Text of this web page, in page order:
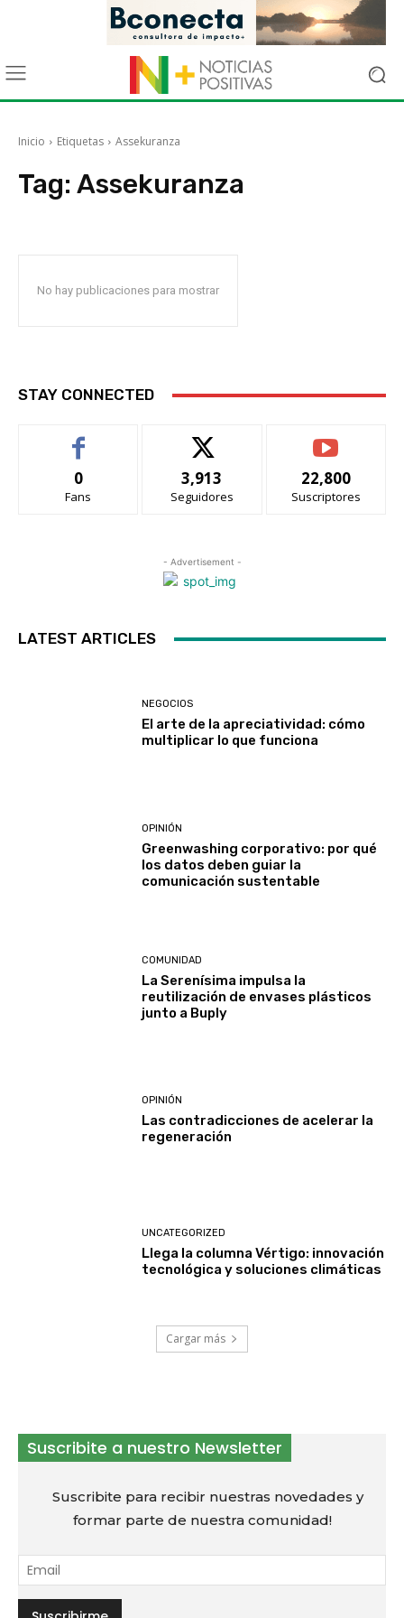
Inicio Etiquetas Assekuranza
Tag: Assekuranza
No hay publicaciones para mostrar
STAY CONNECTED
0
Fans
3,913
Seguidores
22,800
Suscriptores
- Advertisement -
LATEST ARTICLES
NEGOCIOS
El arte de la apreciatividad: cómo
multiplicar lo que funciona
OPINIÓN
Greenwashing corporativo: por qué
los datos deben guiar la
comunicación sustentable
COMUNIDAD
La Serenísima impulsa la
reutilización de envases plásticos
junto a Buply
OPINIÓN
Las contradicciones de acelerar la
regeneración
UNCATEGORIZED
Llega la columna Vértigo: innovación
tecnológica y soluciones climáticas
Cargar más
Suscribite a nuestro Newsletter
Suscribite para recibir nuestras novedades y
formar parte de nuestra comunidad!